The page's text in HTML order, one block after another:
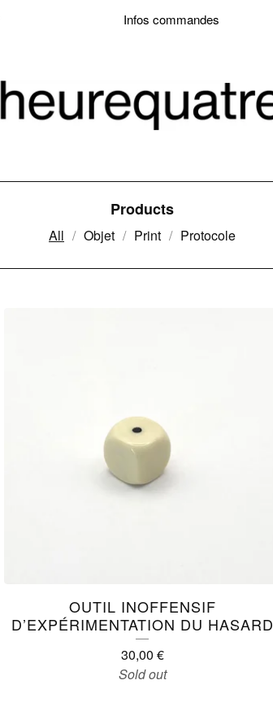
Infos commandes
Products
All Objet Print Protocole
OUTIL INOFFENSIF
D’EXPÉRIMENTATION DU HASARD
30,00 €
Sold out